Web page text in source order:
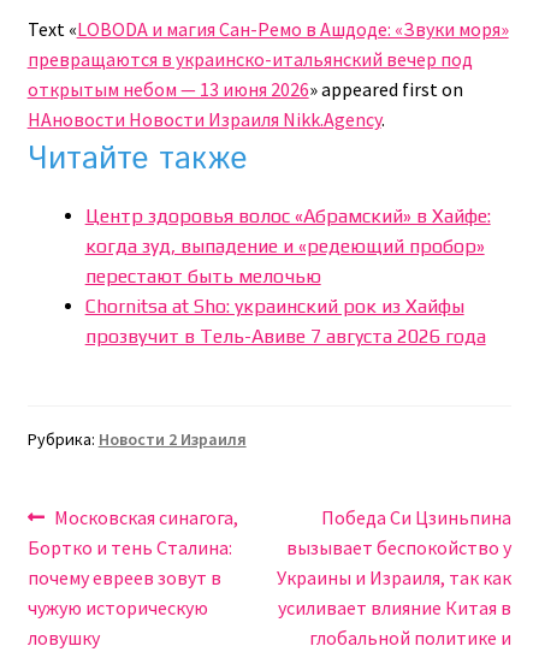
Text «LOBODA и магия Сан-Ремо в Ашдоде: «Звуки моря»
превращаются в украинско-итальянский вечер под
открытым небом — 13 июня 2026» appeared first on
НАновости Новости Израиля Nikk.Agency.
Читайте также
Центр здоровья волос «Абрaмский» в Хайфе:
когда зуд, выпадение и «редеющий пробор»
перестают быть мелочью
Chornitsa at Sho: украинский рок из Хайфы
прозвучит в Тель-Авиве 7 августа 2026 года
Рубрика: Новости 2 Израиля
Навигация
по
записям
Предыдущая
запись:
Московская синагога,
Бортко и тень Сталина:
почему евреев зовут в
чужую историческую
ловушку
Следующая
запись:
Победа Си Цзиньпина
вызывает беспокойство у
Украины и Израиля, так как
усиливает влияние Китая в
глобальной политике и